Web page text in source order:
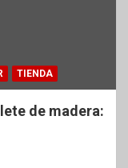
TIENDA
de madera: